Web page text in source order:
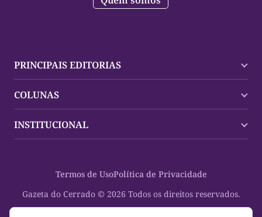
PRINCIPAIS EDITORIAS
Palmas
Mundo
Oportunidades
Cultura
Saúde
COLUNAS
Policial
Planeta Vivo
Espaço Cidadania
Turistando Gazeta
INSTITUCIONAL
Gazeta do Cerrado © 2026 Todos os direitos reservados.
Termos de UsoPolítica de Privacidade